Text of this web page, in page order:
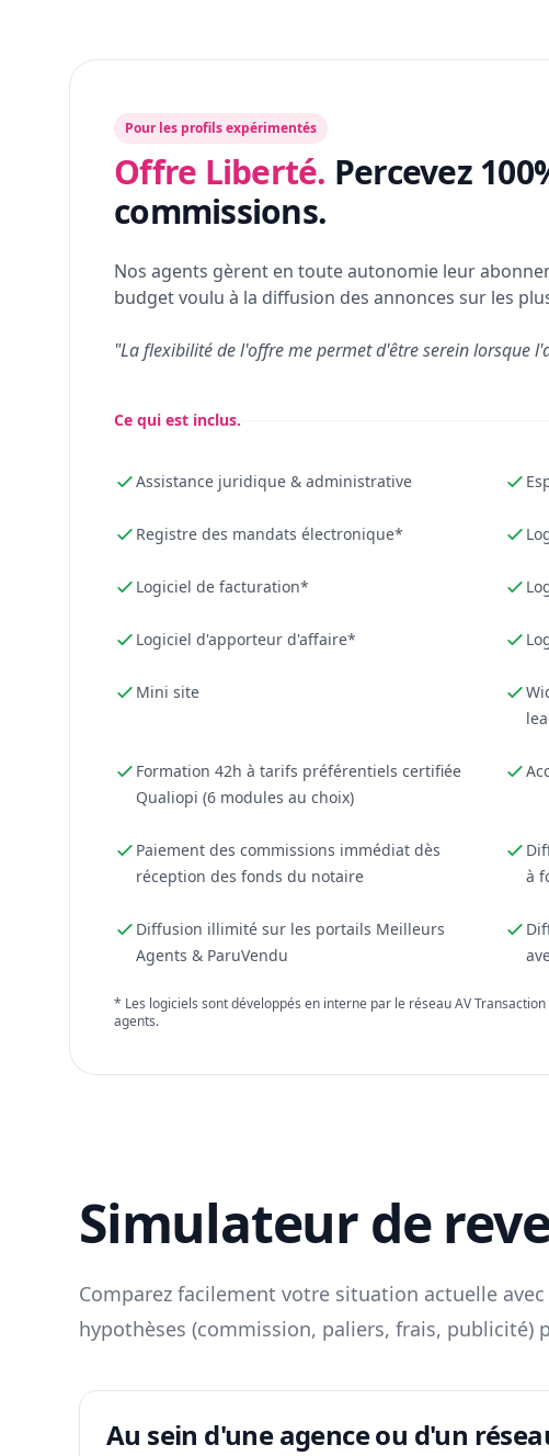
Pour les profils expérimentés
Offre Liberté. Percevez
commissions.
Nos agents gèrent en toute autonomie leur
budget voulu à la diffusion des annonces sur les
"La flexibilité de l'offre me permet d'être serein lorsque
Ce qui est inclus.
Assistance juridique & administrative
Registre des mandats électronique*
Logiciel de facturation*
Logiciel d'apporteur d'affaire*
Mini site
Formation 42h à tarifs préférentiels certifiée
Qualiopi (6 modules au choix)
Paiement des commissions immédiat dès
réception des fonds du notaire
à
Diffusion illimité sur les portails Meilleurs
Agents & ParuVendu
* Les logiciels sont développés en interne par le réseau AV
agents.
Simulateur de
Comparez facilement votre situation actuelle
hypothèses (commission, paliers, frais,
Au sein d'une agence ou d'un